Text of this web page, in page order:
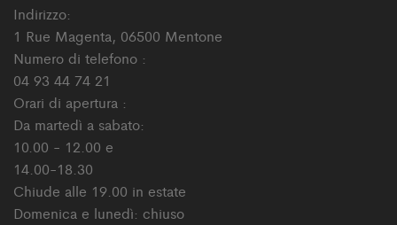
Indirizzo:
1 Rue Magenta, 06500 Mentone
Numero di telefono :
04 93 44 74 21
Orari di apertura :
Da martedì a sabato:
10.00 - 12.00 e
14.00-18.30
Chiude alle 19.00 in estate
Domenica e lunedì: chiuso